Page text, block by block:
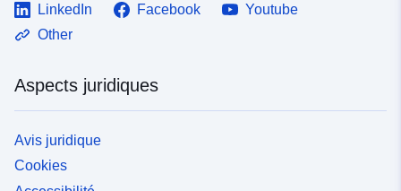
LinkedIn Facebook
Youtube
Other
Aspects juridiques
Avis juridique
Cookies